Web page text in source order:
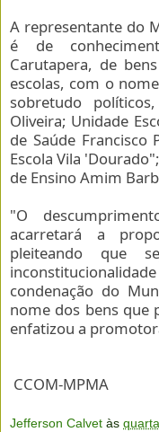
A representante do
é de
Carutapera, de
escolas, com o
sobretudo
Oliveira; Unidade
de Saúde Francisco
Escola Vila
de Ensino Amim
"O
acarretará a
pleiteando que
condenação do
nome dos bens que
enfatizou a
CCOM-MPMA
Jefferson Calvet às